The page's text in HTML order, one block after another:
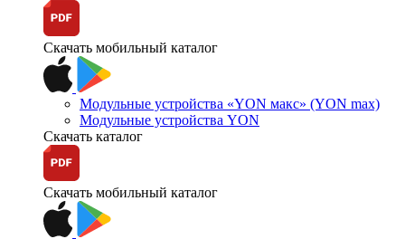
Скачать мобильный каталог
Модульные устройства «YON макс» (YON max)
Модульные устройства YON
Скачать каталог
Скачать мобильный каталог